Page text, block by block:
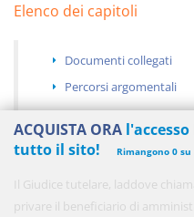
Elenco dei capitoli
Documenti collegati
Percorsi argomentali
Il Giudice tutelare, laddove
privare il beneficiario di
ACQUISTA ORA l'accesso
tutto il sito!
Rimangono 0